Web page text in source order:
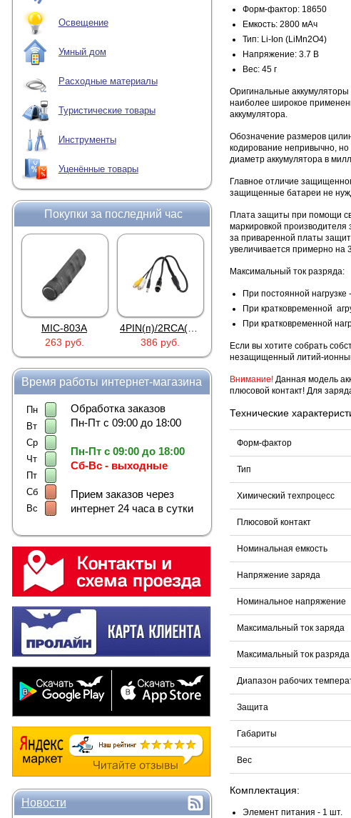
Освещение
Умный дом
Расходные материалы
Туристические товары
Инструменты
Уценённые товары
Покупки за последний час
MIC-803A
263 руб.
4PIN(п)/2RCA(м)+DJK-11(п)
386 руб.
4PIN(п)/2RCA(п)+DJK-11(п)
386 руб.
97
Время работы интернет-магазина
Пн
Вт
Ср
Чт
Пт
Сб
Вс
Обработка заказов
Пн-Пт с 09:00 до 18:00
Пн-Пт с 09:00 до 18:00
Сб-Вс - выходные
Прием заказов через
интернет 24 часа в сутки
Новости
Форм-фактор: 18650
Емкость: 2800 мАч
Тип: Li-Ion (LiMn2O4)
Напряжение: 3.7 В
Вес: 45 г
Оригинальные аккумуляторы
наиболее широкое
аккумулятора.
Обозначение размеров
кодирование непривычно,
диаметр аккумулятора в
Главное отличие
защищенные батареи не
Плата защиты при помощи
маркировкой
за приваренной платы
увеличивается примерно на
Максимальный ток разряда:
При постоянной нагрузке
При кратковременной
При кратковременной
Если вы хотите собрать
незащищенный литий-
Внимание!Данная модель
плюсовой контакт! Для
Технические
Форм-фактор
Тип
Химический техпроцесс
Плюсовой контакт
Номинальная емкость
Напряжение заряда
Номинальное напряжение
Максимальный ток заряда
Максимальный ток разряда
Диапазон рабочих
Защита
Габариты
Вес
Комплектация:
Элемент питания - 1 шт.